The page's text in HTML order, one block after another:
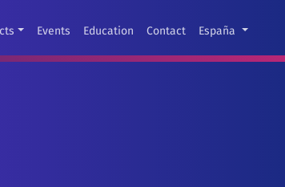
Events Education Contact España